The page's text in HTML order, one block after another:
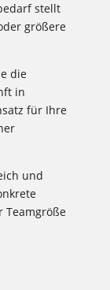
stellt
größere
die
in
für Ihre
und
Teamgröße